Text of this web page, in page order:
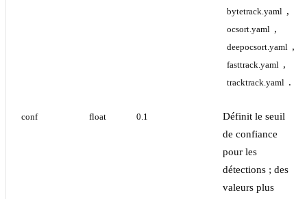
bytetrack.yaml ,
ocsort.yaml ,
deepocsort.yaml ,
fasttrack.yaml ,
tracktrack.yaml .
conf float 0.1
Définit le seuil
de confiance
pour les
détections ; des
valeurs plus